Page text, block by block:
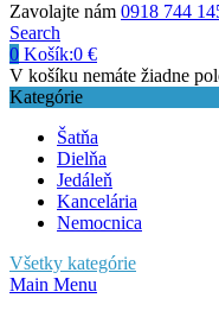
Zavolajte nám 0918 744
Search
0 Košík:0 €
V košíku nemáte žiadne
Kategórie
Šatňa
Dielňa
Jedáleň
Kancelária
Nemocnica
Všetky kategórie
Main Menu